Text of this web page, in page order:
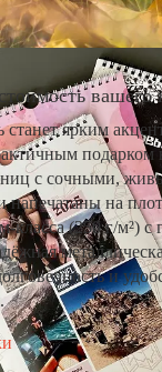
вашего
станет ярким
подарком
с сочными,
напечатаны на
класса (250 г/м²) с
и